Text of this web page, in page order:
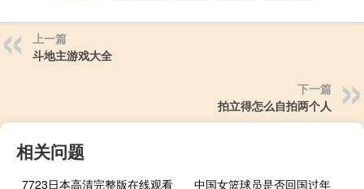
上一篇
斗地主游戏大全
下一篇
拍立得怎么自拍两个人
相关问题
7723日本高清完整版在线观看
中国女篮球员是否回国过年